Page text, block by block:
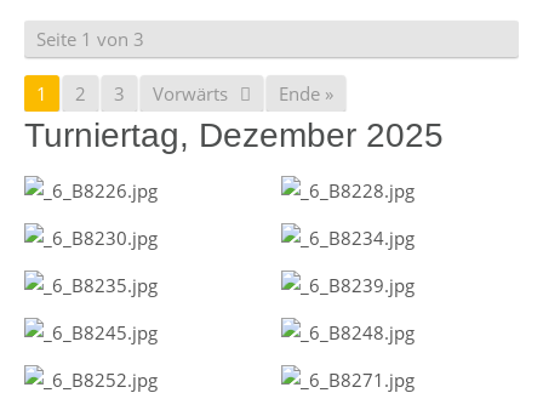
Seite 1 von 3
1 2 3 Vorwärts Ende »
Turniertag, Dezember 2025